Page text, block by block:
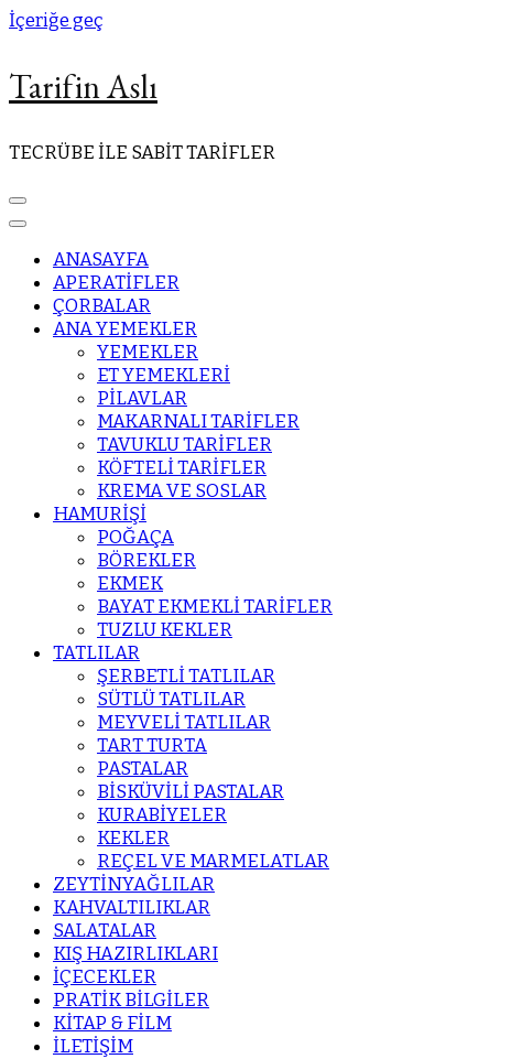
İçeriğe geç
Tarifin Aslı
TECRÜBE İLE SABİT TARİFLER
ANASAYFA
APERATİFLER
ÇORBALAR
ANA YEMEKLER
YEMEKLER
ET YEMEKLERİ
PİLAVLAR
MAKARNALI TARİFLER
TAVUKLU TARİFLER
KÖFTELİ TARİFLER
KREMA VE SOSLAR
HAMURİŞİ
POĞAÇA
BÖREKLER
EKMEK
BAYAT EKMEKLİ TARİFLER
TUZLU KEKLER
TATLILAR
ŞERBETLİ TATLILAR
SÜTLÜ TATLILAR
MEYVELİ TATLILAR
TART TURTA
PASTALAR
BİSKÜVİLİ PASTALAR
KURABİYELER
KEKLER
REÇEL VE MARMELATLAR
ZEYTİNYAĞLILAR
KAHVALTILIKLAR
SALATALAR
KIŞ HAZIRLIKLARI
İÇECEKLER
PRATİK BİLGİLER
KİTAP & FİLM
İLETİŞİM